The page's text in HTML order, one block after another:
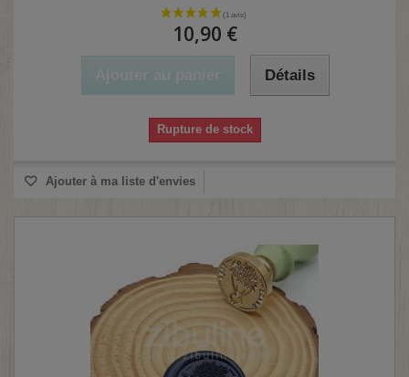
10,90 €
Ajouter au panier Détails
Rupture de stock
Ajouter à ma liste d'envies